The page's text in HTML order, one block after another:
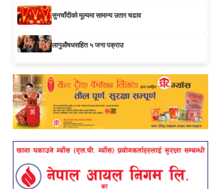
सुनचाँदीको मूल्यमा सामान्य उतार चढाव
लागुऔषधसहित ५ जना पक्राउ